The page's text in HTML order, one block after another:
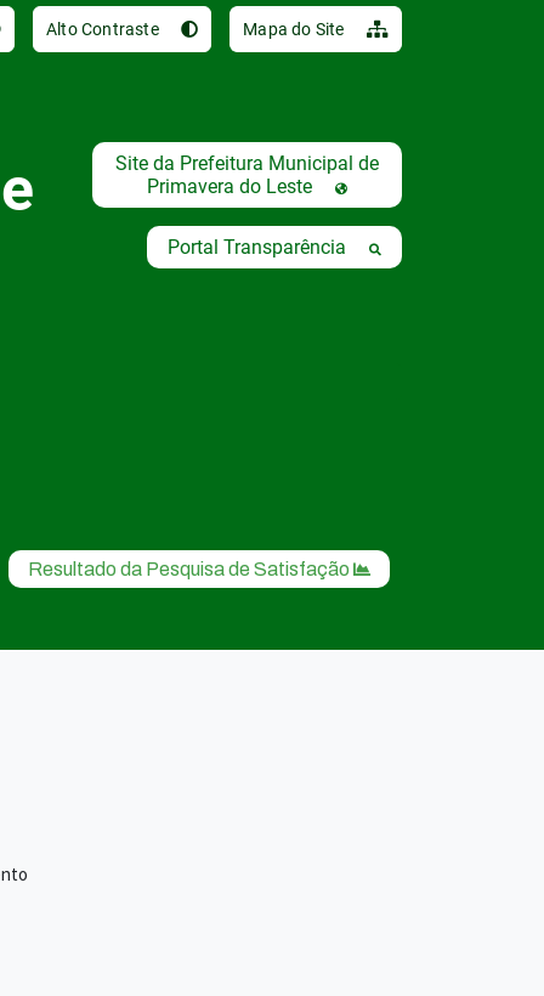
Alto Contraste Mapa do Site
Site da Prefeitura Municipal de
Primavera do Leste
Portal Transparência
Resultado da Pesquisa de Satisfação